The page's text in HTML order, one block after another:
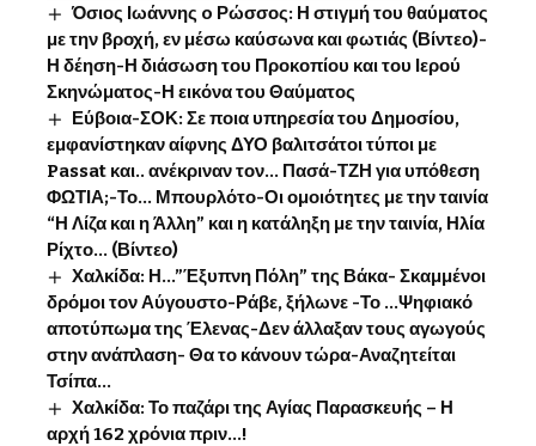
Όσιος Ιωάννης o Ρώσσος: Η στιγμή του θαύματος
με την βροχή, εν μέσω καύσωνα και φωτιάς (Βίντεο)-
Η δέηση-Η διάσωση του Προκοπίου και του Ιερού
Σκηνώματος-Η εικόνα του Θαύματος
Εύβοια-ΣΟΚ: Σε ποια υπηρεσία του Δημοσίου,
εμφανίστηκαν αίφνης ΔΥΟ βαλιτσάτοι τύποι με
Passat και.. ανέκριναν τον… Πασά-ΤΖΗ για υπόθεση
ΦΩΤΙΑ;-Το… Μπουρλότο-Οι ομοιότητες με την ταινία
“Η Λίζα και η Άλλη” και η κατάληξη με την ταινία, Ηλία
Ρίχτο… (Βίντεο)
Χαλκίδα: Η…”Έξυπνη Πόλη” της Βάκα- Σκαμμένοι
δρόμοι τον Αύγουστο-Ράβε, ξήλωνε -Το …Ψηφιακό
αποτύπωμα της Έλενας-Δεν άλλαξαν τους αγωγούς
στην ανάπλαση- Θα το κάνουν τώρα-Αναζητείται
Τσίπα…
Χαλκίδα: Το παζάρι της Αγίας Παρασκευής – Η
αρχή 162 χρόνια πριν…!